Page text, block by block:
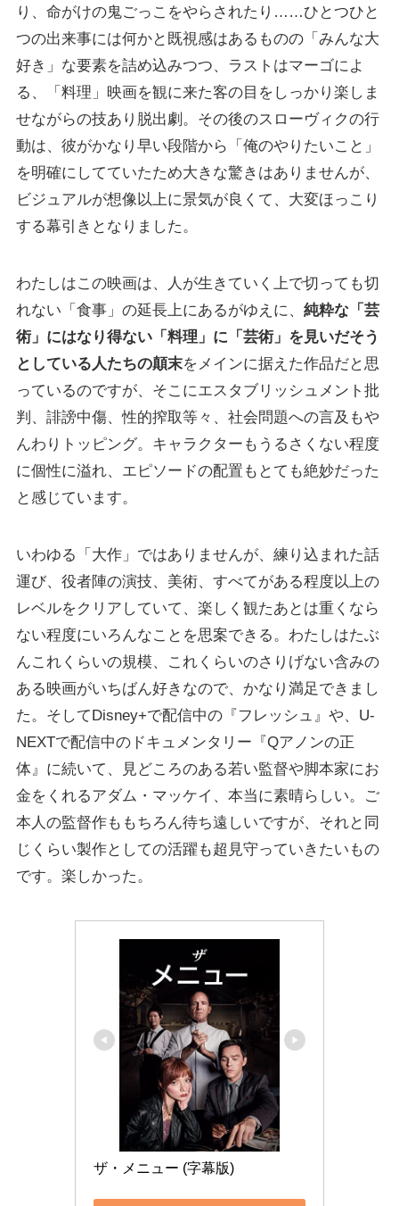
り、命がけの鬼ごっこをやらされたり……ひとつひと
つの出来事には何かと既視感はあるものの「みんな大
好き」な要素を詰め込みつつ、ラストはマーゴによ
る、「料理」映画を観に来た客の目をしっかり楽しま
せながらの技あり脱出劇。その後のスローヴィクの行
動は、彼がかなり早い段階から「俺のやりたいこと」
を明確にしてていたため大きな驚きはありませんが、
ビジュアルが想像以上に景気が良くて、大変ほっこり
する幕引きとなりました。
わたしはこの映画は、人が生きていく上で切っても切
れない「食事」の延長上にあるがゆえに、 純粋な「芸
術」にはなり得ない「料理」に「芸術」を見いだそう
としている人たちの顛末をメインに据えた作品だと思
っているのですが、そこにエスタブリッシュメント批
判、誹謗中傷、性的搾取等々、社会問題への言及もや
んわりトッピング。キャラクターもうるさくない程度
に個性に溢れ、エピソードの配置もとても絶妙だった
と感じています。
いわゆる「大作」ではありませんが、練り込まれた話
運び、役者陣の演技、美術、すべてがある程度以上の
レベルをクリアしていて、楽しく観たあとは重くなら
ない程度にいろんなことを思案できる。わたしはたぶ
んこれくらいの規模、これくらいのさりげない含みの
ある映画がいちばん好きなので、かなり満足できまし
た。そしてDisney+で配信中の『フレッシュ』や、U-
NEXTで配信中のドキュメンタリー『Qアノンの正
体』に続いて、見どころのある若い監督や脚本家にお
金をくれるアダム・マッケイ、本当に素晴らしい。ご
本人の監督作ももちろん待ち遠しいですが、それと同
じくらい製作としての活躍も超見守っていきたいもの
です。楽しかった。
ザ・メニュー (字幕版)